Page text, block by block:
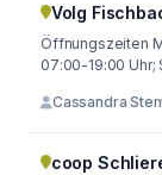
Volg
Öffnungszeiten
07:00-19:00 Uhr;
Cassandra
coop